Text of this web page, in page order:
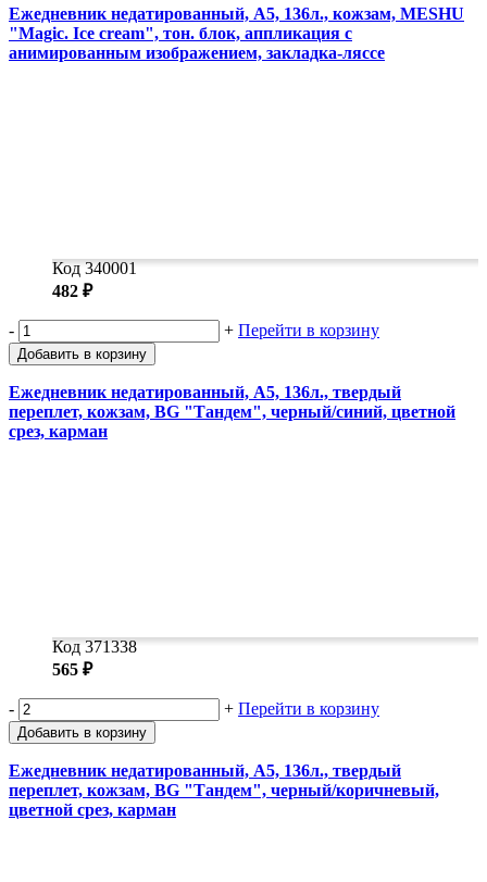
Ежедневник недатированный, А5, 136л., кожзам, MESHU
"Magic. Ice cream", тон. блок, аппликация с
анимированным изображением, закладка-ляссе
Код 340001
482 ₽
- + Перейти в корзину
Добавить в корзину
Ежедневник недатированный, А5, 136л., твердый
переплет, кожзам, BG "Тандем", черный/синий, цветной
срез, карман
Код 371338
565 ₽
- + Перейти в корзину
Добавить в корзину
Ежедневник недатированный, А5, 136л., твердый
переплет, кожзам, BG "Тандем", черный/коричневый,
цветной срез, карман